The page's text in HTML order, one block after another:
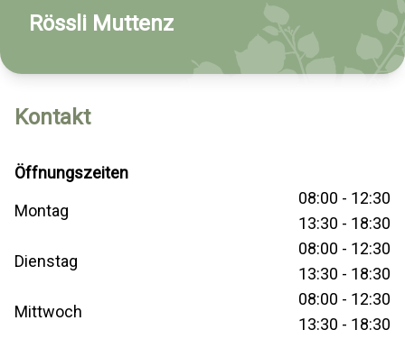
Rössli Muttenz
Kontakt
Öffnungszeiten
Montag
08:00 - 12:30
13:30 - 18:30
Dienstag
08:00 - 12:30
13:30 - 18:30
Mittwoch
08:00 - 12:30
13:30 - 18:30